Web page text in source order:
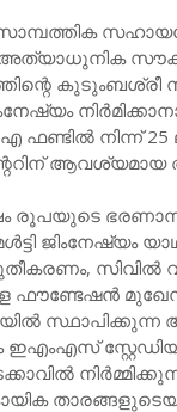
അത്യാധുനിക
നിന്ന് 25
സെന്ററിന്
രൂപയുടെ
ജിംനേഷ്യം
സിവിൽ
ഫൗണ്ടേഷൻ
സ്ഥാപിക്കുന്ന